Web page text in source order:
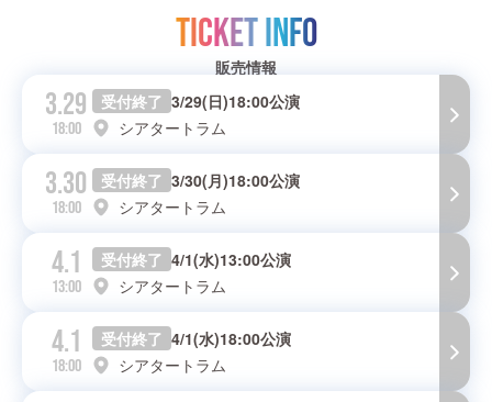
TICKET INFO
販売情報
3.29
18:00
受付終了 3/29(日)18:00公演
シアタートラム
3.30
18:00
受付終了 3/30(月)18:00公演
シアタートラム
4.1
13:00
受付終了 4/1(水)13:00公演
シアタートラム
4.1
18:00
受付終了 4/1(水)18:00公演
シアタートラム